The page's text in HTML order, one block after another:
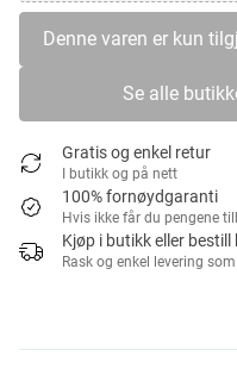
Denne varen er kun
Se alle
Gratis og enkel retur
I butikk og på nett
100% fornøydgaranti
Hvis ikke får du pengene
Kjøp i butikk eller bestill
Rask og enkel levering